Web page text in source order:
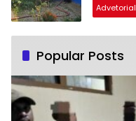
Advetorial
Popular Posts